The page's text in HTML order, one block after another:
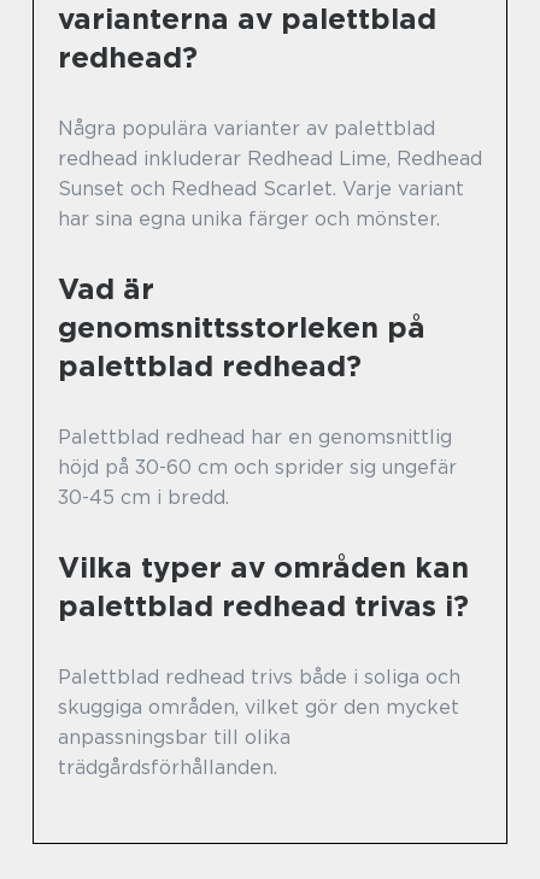
varianterna av palettblad
redhead?
Några populära varianter av palettblad
redhead inkluderar Redhead Lime, Redhead
Sunset och Redhead Scarlet. Varje variant
har sina egna unika färger och mönster.
Vad är
genomsnittsstorleken på
palettblad redhead?
Palettblad redhead har en genomsnittlig
höjd på 30-60 cm och sprider sig ungefär
30-45 cm i bredd.
Vilka typer av områden kan
palettblad redhead trivas i?
Palettblad redhead trivs både i soliga och
skuggiga områden, vilket gör den mycket
anpassningsbar till olika
trädgårdsförhållanden.